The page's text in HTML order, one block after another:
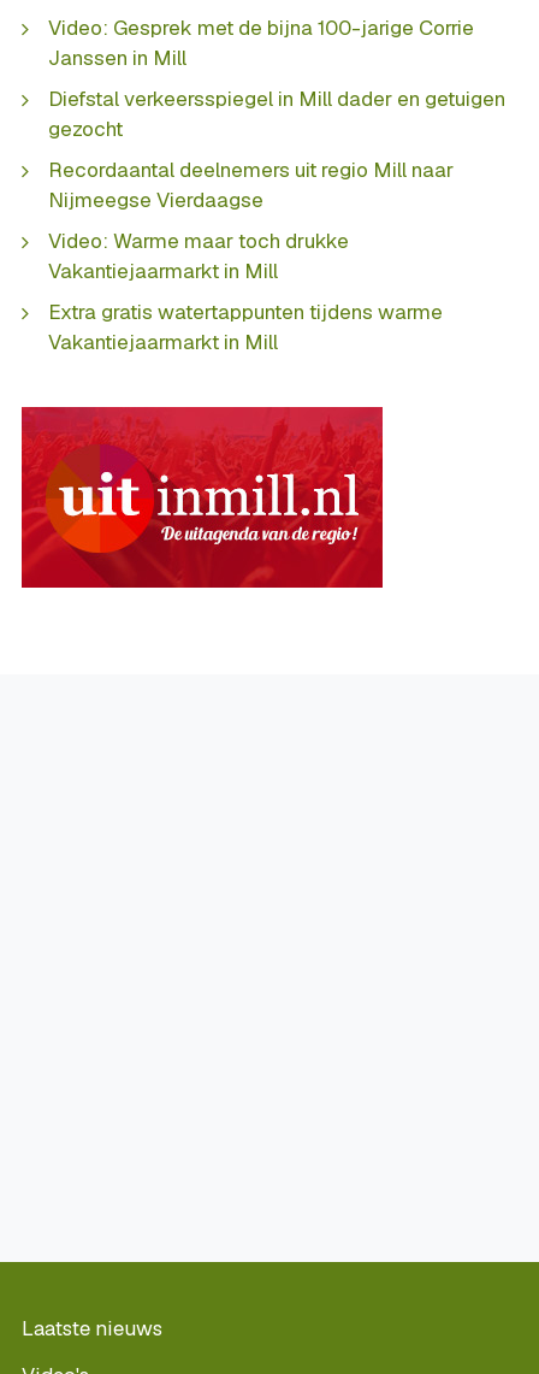
Video: Gesprek met de bijna 100-jarige Corrie
Janssen in Mill
Diefstal verkeersspiegel in Mill dader en getuigen
gezocht
Recordaantal deelnemers uit regio Mill naar
Nijmeegse Vierdaagse
Video: Warme maar toch drukke
Vakantiejaarmarkt in Mill
Extra gratis watertappunten tijdens warme
Vakantiejaarmarkt in Mill
Laatste nieuws